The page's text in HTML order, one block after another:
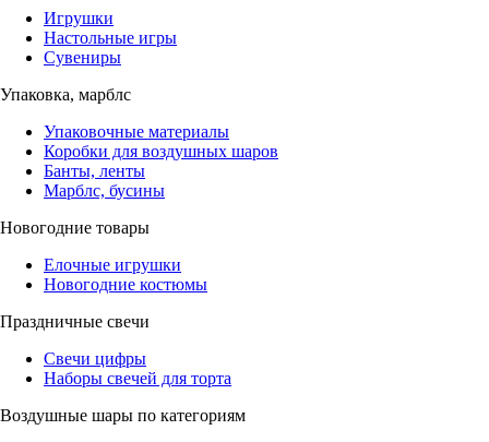
Игрушки
Настольные игры
Сувениры
Упаковка, марблс
Упаковочные материалы
Коробки для воздушных шаров
Банты, ленты
Марблс, бусины
Новогодние товары
Елочные игрушки
Новогодние костюмы
Праздничные свечи
Свечи цифры
Наборы свечей для торта
Воздушные шары по категориям